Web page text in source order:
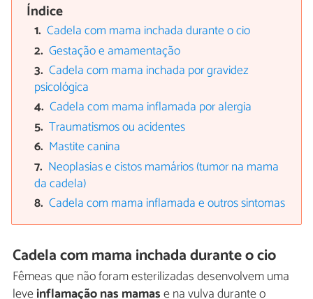
Índice
Cadela com mama inchada durante o cio
Gestação e amamentação
Cadela com mama inchada por gravidez
psicológica
Cadela com mama inflamada por alergia
Traumatismos ou acidentes
Mastite canina
Neoplasias e cistos mamários (tumor na mama
da cadela)
Cadela com mama inflamada e outros sintomas
Cadela com mama inchada durante o cio
Fêmeas que não foram esterilizadas desenvolvem uma
leveinflamação nas mamase na vulva durante o